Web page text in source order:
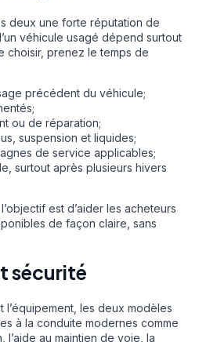
deux une forte réputation de
véhicule usagé dépend surtout
choisir, prenez le temps de
précédent du véhicule;
ou de réparation;
suspension et liquides;
de service applicables;
surtout après plusieurs hivers
, l’objectif est d’aider les acheteurs
de façon claire, sans
sécurité
l’équipement, les deux modèles
à la conduite modernes comme
l’aide au maintien de voie, la